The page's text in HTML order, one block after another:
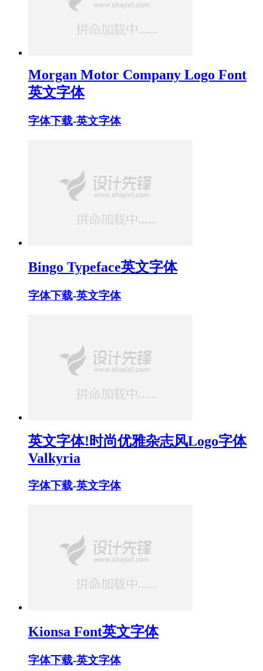
Morgan Motor Company Logo Font
英文字体
字体下载-英文字体
Bingo Typeface英文字体
字体下载-英文字体
英文字体!时尚优雅杂志风Logo字体
Valkyria
字体下载-英文字体
Kionsa Font英文字体
字体下载-英文字体